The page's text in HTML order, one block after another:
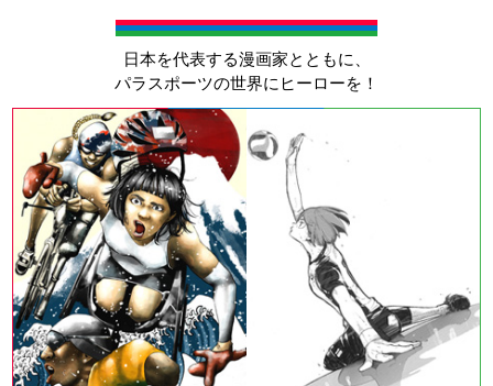
日本を代表する漫画家とともに、
パラスポーツの世界にヒーローを！